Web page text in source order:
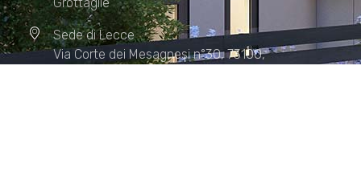
Sede di Lecce
Via Corte dei Mesagnesi n°30, 73100,